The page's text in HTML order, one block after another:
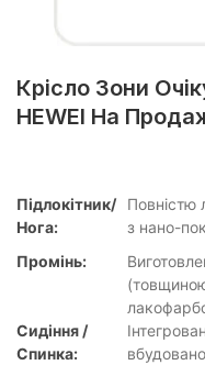
Крісло Зони
HEWEI На
Підлокітник/
Нога:
Повністю
з нано-
Промінь:
Сидіння /
Спинка: